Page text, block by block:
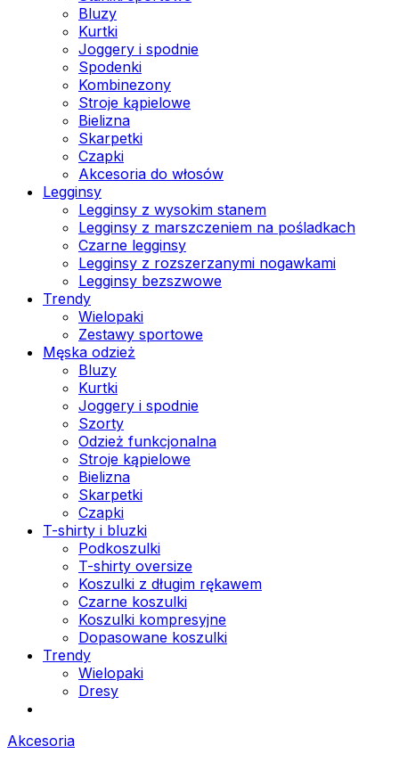
Bluzy
Kurtki
Joggery i spodnie
Spodenki
Kombinezony
Stroje kąpielowe
Bielizna
Skarpetki
Czapki
Akcesoria do włosów
Legginsy
Legginsy z wysokim stanem
Legginsy z marszczeniem na pośladkach
Czarne legginsy
Legginsy z rozszerzanymi nogawkami
Legginsy bezszwowe
Trendy
Wielopaki
Zestawy sportowe
Męska odzież
Bluzy
Kurtki
Joggery i spodnie
Szorty
Odzież funkcjonalna
Stroje kąpielowe
Bielizna
Skarpetki
Czapki
T-shirty i bluzki
Podkoszulki
T-shirty oversize
Koszulki z długim rękawem
Czarne koszulki
Koszulki kompresyjne
Dopasowane koszulki
Trendy
Wielopaki
Dresy
Akcesoria